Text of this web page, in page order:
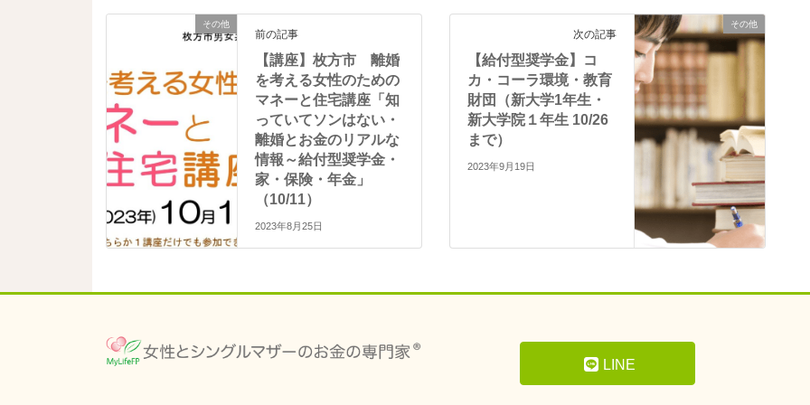
開 新
ン
ド
ウ
開
き
す
)
その他
前の記事
【講座】枚方市 離婚
を考える女性のための
マネーと住宅講座「知
っていてソンはない・
離婚とお金のリアルな
情報～給付型奨学金・
家・保険・年金」
（10/11）
2023年8月25日
その他
次の記事
【給付型奨学金】コ
カ・コーラ環境・教育
財団（新大学1年生・
新大学院１年生 10/26
まで）
2023年9月19日
LINE